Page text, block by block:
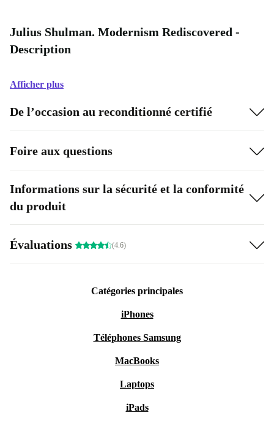
Julius Shulman. Modernism Rediscovered -
Description
Afficher plus
De l’occasion au reconditionné certifié
Foire aux questions
Informations sur la sécurité et la conformité
du produit
Évaluations (4.6)
Catégories principales
iPhones
Téléphones Samsung
MacBooks
Laptops
iPads